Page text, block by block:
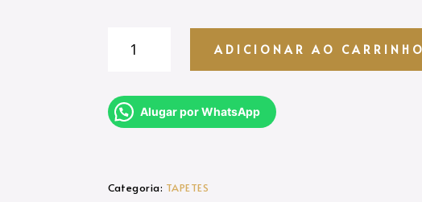
DOURADO
ADICIONAR AO CARRINHO
Alugar por WhatsApp
Categoria: TAPETES